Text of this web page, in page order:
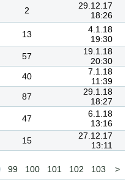
2
29.12.17
18:26
13
4.1.18
19:30
57
19.1.18
20:30
40
7.1.18
11:39
87
29.1.18
18:27
47
6.1.18
13:16
15
27.12.17
13:11
99 100 101 102 103 >